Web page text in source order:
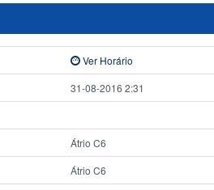
Ver Horário
31-08-2016 2:31
Átrio C6
Átrio C6